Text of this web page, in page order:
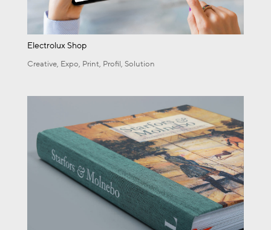
Electrolux Shop
Creative, Expo, Print, Profil, Solution